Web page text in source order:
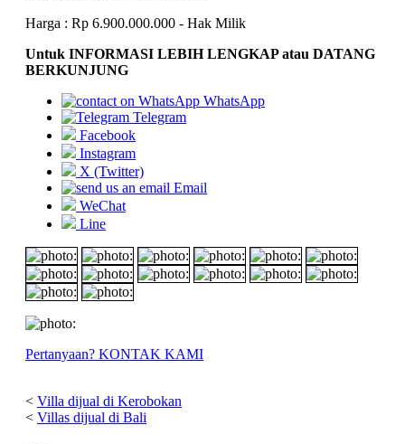
Harga : Rp 6.900.000.000 - Hak Milik
Untuk INFORMASI LEBIH LENGKAP atau DATANG
BERKUNJUNG
WhatsApp
Telegram
Facebook
Instagram
X (Twitter)
Email
WeChat
Line
Pertanyaan? KONTAK KAMI
< Villa dijual di Kerobokan
< Villas dijual di Bali